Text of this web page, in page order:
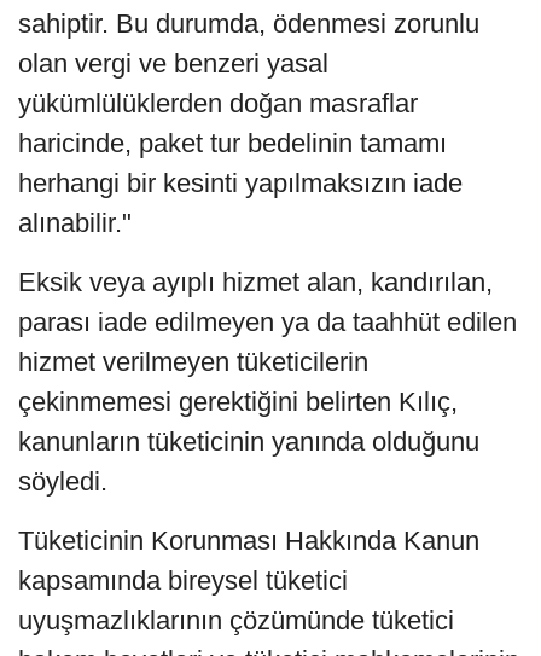
sahiptir. Bu durumda, ödenmesi zorunlu
olan vergi ve benzeri yasal
yükümlülüklerden doğan masraflar
haricinde, paket tur bedelinin tamamı
herhangi bir kesinti yapılmaksızın iade
alınabilir."
Eksik veya ayıplı hizmet alan, kandırılan,
parası iade edilmeyen ya da taahhüt edilen
hizmet verilmeyen tüketicilerin
çekinmemesi gerektiğini belirten Kılıç,
kanunların tüketicinin yanında olduğunu
söyledi.
Tüketicinin Korunması Hakkında Kanun
kapsamında bireysel tüketici
uyuşmazlıklarının çözümünde tüketici